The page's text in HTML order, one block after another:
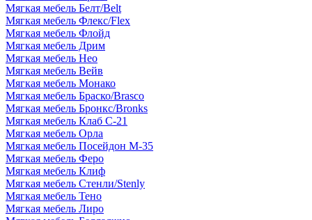
Мягкая мебель Белт/Belt
Мягкая мебель Флекс/Flex
Мягкая мебель Флойд
Мягкая мебель Дрим
Мягкая мебель Нео
Мягкая мебель Вейв
Мягкая мебель Монако
Мягкая мебель Браско/Brasco
Мягкая мебель Бронкс/Bronks
Мягкая мебель Клаб С-21
Мягкая мебель Орла
Мягкая мебель Посейдон М-35
Мягкая мебель Феро
Мягкая мебель Клиф
Мягкая мебель Стенли/Stenly
Мягкая мебель Тено
Мягкая мебель Лиро